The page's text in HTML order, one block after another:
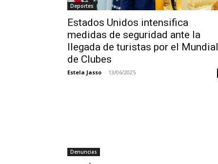
Deportes
Estados Unidos intensifica
medidas de seguridad ante la
llegada de turistas por el Mundial
de Clubes
Estela Jasso - 13/06/2025
Denuncias